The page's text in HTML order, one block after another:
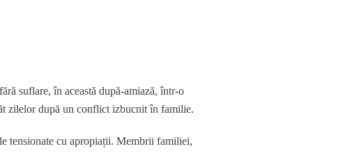
suflare, în această după-amiază, într-o
zilelor după un conflict izbucnit în familie.
tensionate cu apropiații. Membrii familiei,